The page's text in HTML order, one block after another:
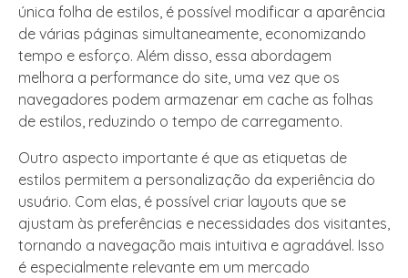
única folha de estilos, é possível modificar a aparência
de várias páginas simultaneamente, economizando
tempo e esforço. Além disso, essa abordagem
melhora a performance do site, uma vez que os
navegadores podem armazenar em cache as folhas
de estilos, reduzindo o tempo de carregamento.
Outro aspecto importante é que as etiquetas de
estilos permitem a personalização da experiência do
usuário. Com elas, é possível criar layouts que se
ajustam às preferências e necessidades dos visitantes,
tornando a navegação mais intuitiva e agradável. Isso
é especialmente relevante em um mercado